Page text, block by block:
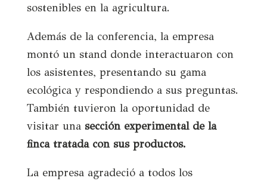
sostenibles en la agricultura.
Además de la conferencia, la empresa
montó un stand donde interactuaron con
los asistentes, presentando su gama
ecológica y respondiendo a sus preguntas.
También tuvieron la oportunidad de
visitar una sección experimental de la
finca tratada con sus productos.
La empresa agradeció a todos los